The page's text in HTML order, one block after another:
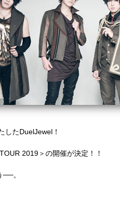
したDuelJewel！
2019＞の開催が決定！！
。